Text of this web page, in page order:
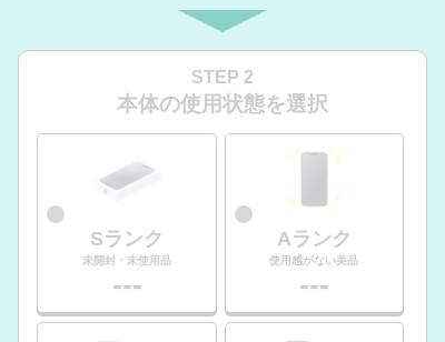
STEP 2
本体の使用状態を選択
Sランク
未開封・未使用品
---
Aランク
使用感がない美品
---